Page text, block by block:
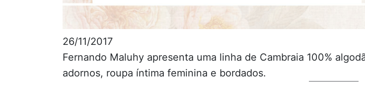
26/11/2017
Fernando Maluhy apresenta uma linha de Cambraia 100%
adornos, roupa íntima feminina e bordados.